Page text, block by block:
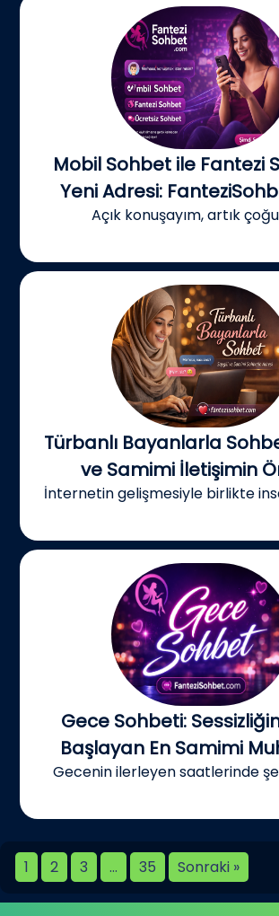
Mobil Sohbet ile Fantezi
Yeni Adresi:
Açık konuşayım, artık çoğu
Türbanlı Bayanlarla
ve Samimi İletişimin
İnternetin gelişmesiyle birlikte
Gece Sohbeti:
Başlayan En Samimi
Gecenin ilerleyen saatlerinde
1 2 3 … 35 Sonraki »